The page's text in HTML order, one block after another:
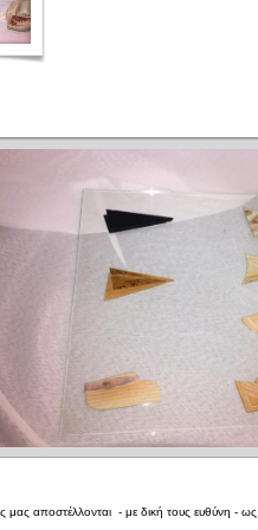
μας αποστέλλονται - με δική τους ευθύνη - ως